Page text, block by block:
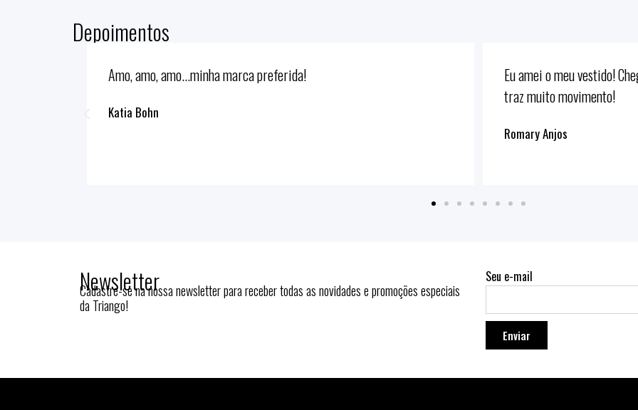
Depoimentos
Eu amo real. Vocês arrasam muito!
Angela Bez Fontana
Eu amei o meu conjunto.
Newsletter
Cadastre-se na nossa newsletter para receber todas as novidades e promoções especiais
da Triango!
Seu e-mail
Enviar